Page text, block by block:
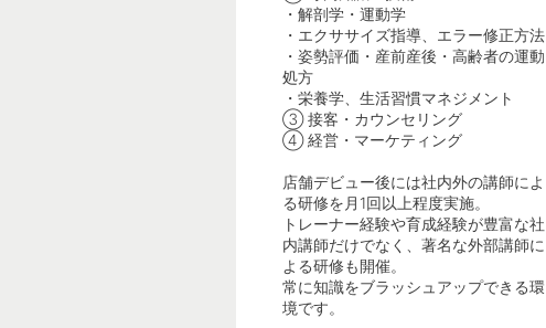
・解剖学・運動学
・エクササイズ指導、エラー修正方法
・姿勢評価・産前産後・高齢者の運動
処方
・栄養学、生活習慣マネジメント
③ 接客・カウンセリング
④ 経営・マーケティング
店舗デビュー後には社内外の講師によ
る研修を月1回以上程度実施。
トレーナー経験や育成経験が豊富な社
内講師だけでなく、著名な外部講師に
よる研修も開催。
常に知識をブラッシュアップできる環
境です。